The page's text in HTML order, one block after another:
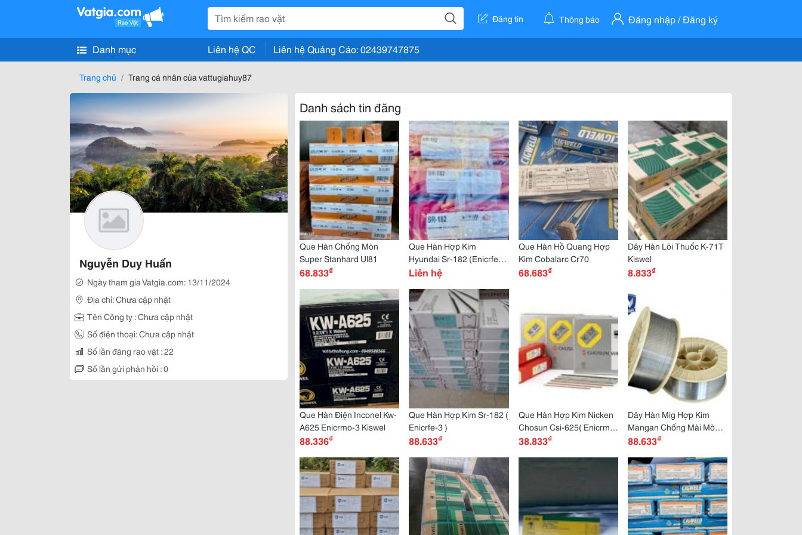
Đăng tin Thông báo Đăng nhập / Đăng ký
Danh mục Liên hệ QC Liên hệ Quảng Cáo: 02439747875
Trang chủ Trang cá nhân của vattugiahuy87
Nguyễn Duy Huấn
Ngày tham gia Vatgia.com: 13/11/2024
Địa chỉ: Chưa cập nhật
Tên Công ty : Chưa cập nhật
Số điện thoại: Chưa cập nhật
Số lần đăng rao vặt : 22
Số lần gửi phản hồi : 0
Danh sách tin đăng
Que Hàn Chống Mòn
Super Stanhard Ul81
68.833₫
Que Hàn Hợp Kim
Hyundai Sr-182 (Enicrfe-
3)
Liên hệ
Que Hàn Hồ Quang Hợp
Kim Cobalarc Cr70
68.683₫
Dây Hàn Lõi Thuốc K-71T
Kiswel
8.833₫
Que Hàn Điện Inconel Kw-
A625 Enicrmo-3 Kiswel
88.336₫
Que Hàn Hợp Kim Sr-182 (
Enicrfe-3 )
88.633₫
Que Hàn Hợp Kim Nicken
Chosun Csi-625( Enicrmo-
3)
38.833₫
Dây Hàn Mig Hợp Kim
Mangan Chống Mài Mòn
Cao D114
88.633₫